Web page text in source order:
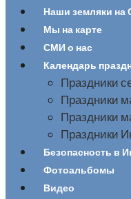
Наши земляки на
Мы на карте
СМИ о нас
Календарь
Праздники
Праздники
Праздники
Праздники
Безопасность в
Фотоальбомы
Видео